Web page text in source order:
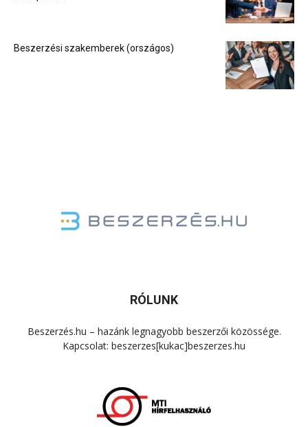
Beszerzési szakemberek (országos)
RÓLUNK
Beszerzés.hu – hazánk legnagyobb beszerzői közössége.
Kapcsolat: beszerzes[kukac]beszerzes.hu